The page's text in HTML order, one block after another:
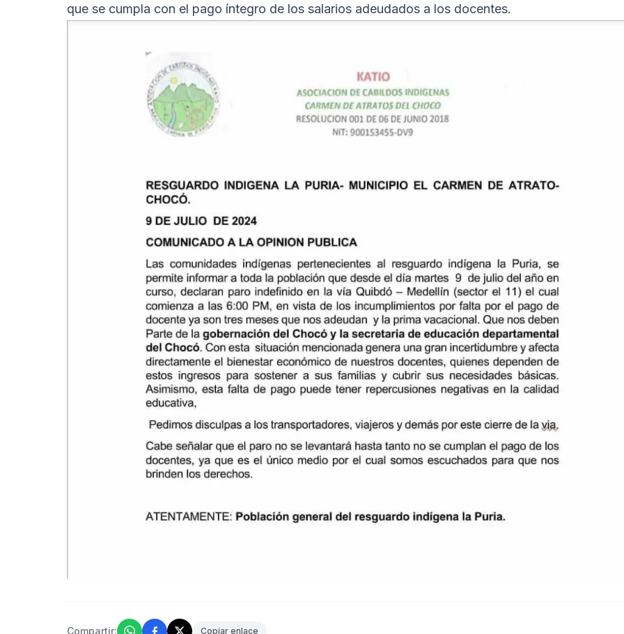
que se cumpla con el pago íntegro de los salarios adeudados a los docentes.
Compartir: Copiar enlace